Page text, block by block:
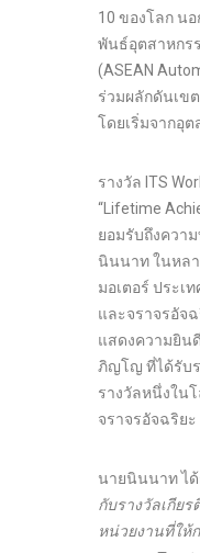
10 ของโลก น
พันธ์อุตสาหกร
(ASEAN
ร่วมผลักดันเข
โดยเริ่มจากอุ
รางวัล ITS
“Lifetime
ยอมรับถึงควา
นินนาท ในหล
มอเตอร์ ประเ
และจราจรอัจ
แสดงความยิน
ภิญโญ ที่ได้รับร
รางวัลหนึ่งใน
จราจรอัจฉริยะ
นายนินนาท ได้
กับรางวัลเกีย
หน่วยงานที่ให้